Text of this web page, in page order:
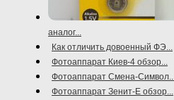
аналог...
Как отличить довоенный ФЭ...
Фотоаппарат Киев-4 обзор...
Фотоаппарат Смена-Символ...
Фотоаппарат Зенит-Е обзор...